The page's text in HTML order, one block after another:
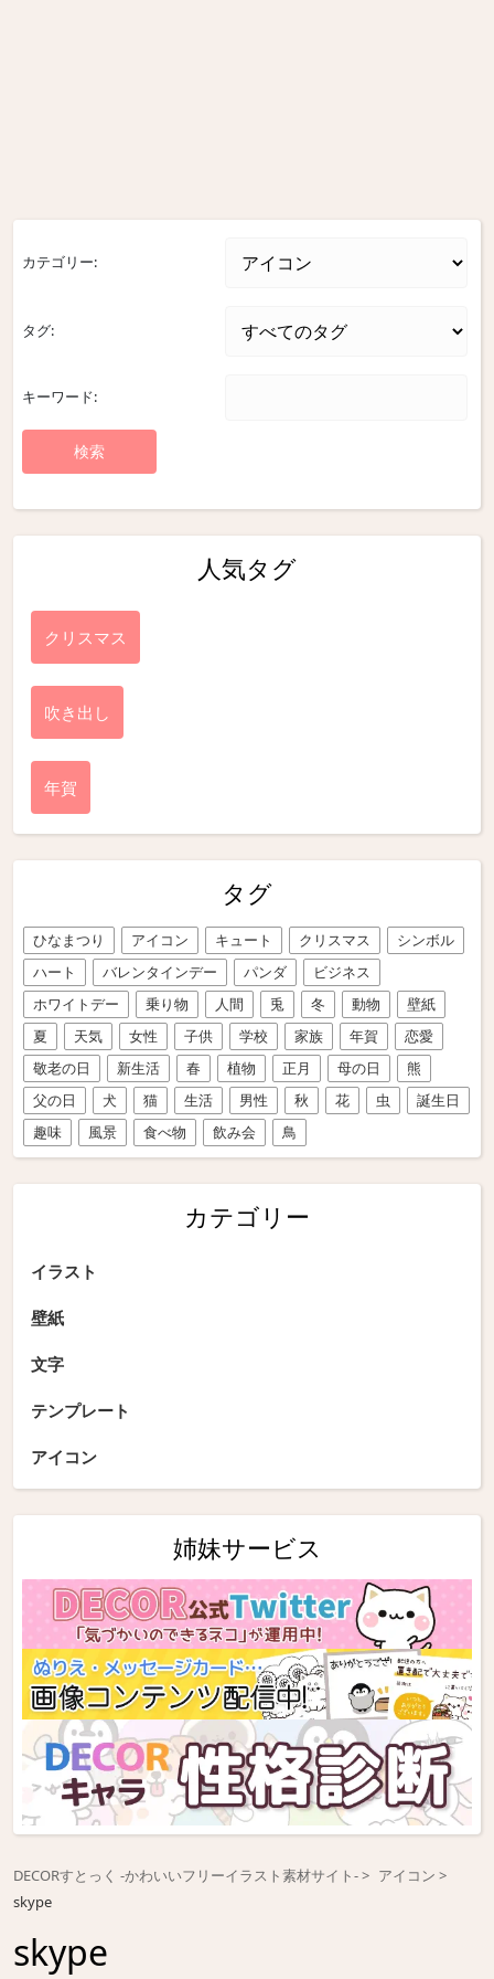
カテゴリー:
タグ:
キーワード:
人気タグ
クリスマス
吹き出し
年賀
タグ
ひなまつり アイコン キュート クリスマス
シンボル
ハート
バレンタインデー パンダ
ビジネス
ホワイトデー
乗り物 人間 兎 冬 動物
壁紙
夏
天気 女性 子供 学校 家族 年賀
恋愛
敬老の日
新生活 春 植物 正月 母の日
熊
父の日
犬 猫 生活 男性 秋 花 虫
誕生日
趣味
風景 食べ物 飲み会 鳥
カテゴリー
イラスト
壁紙
文字
テンプレート
アイコン
姉妹サービス
DECORすとっく -かわいいフリーイラスト素材サイト-
アイコン
skype
skype